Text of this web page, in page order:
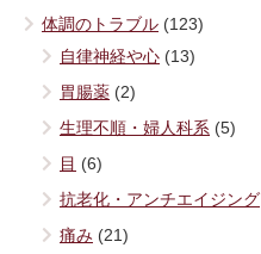
体調のトラブル (123)
自律神経や心 (13)
胃腸薬 (2)
生理不順・婦人科系 (5)
目 (6)
抗老化・アンチエイジング
痛み (21)